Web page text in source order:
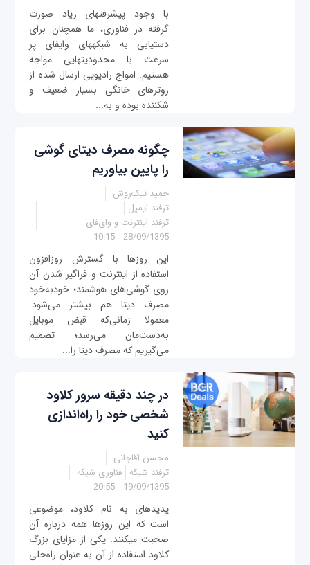
با وجود پیشرفت‎های زیاد صورت
گرفته در فناوری، ما همچنان برای
دستیابی به شبکه‎های وای‎فای پر
سرعت با محدودیت‎هایی مواجه
هستیم. امواج رادیویی ارسال شده از
روترهای خانگی بسیار ضعيف و
شکننده بوده و به...
چگونه مصرف دیتای گوشی
را پایین بیاوریم
حمید نیک‌روش
ترفند ایمیل
ترفند اینترنت و وای‌فای
28/09/1395 - 10:15
این روزها با گسترش روزافزون
استفاده از اینترنت و فراگیر شدن آن
روی گوشی‌های هوشمند؛ خودبه‌خود
مصرف دیتا هم بیشتر می‌شود.
معمولا زمانی‌که قبض موبایل
به‌دست‌مان می‌رسد؛ تصمیم
می‌گیریم که مصرف دیتا را...
در چند دقیقه سرور کلاود
شخصی خود را راه‌اندازی
کنید
محسن آقاجانی
ترفند شبکه فناوری شبکه
19/09/1395 - 20:55
پدیده‎ای به نام کلاود، موضوعی
است که این روزها همه درباره آن
صحبت می‎کنند. یکی از مزایای بزرگ
کلاود استفاده از آن به عنوان راه‌حلی